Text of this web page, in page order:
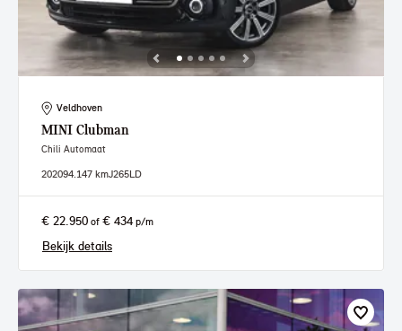
Veldhoven
MINI Clubman
Chili Automaat
202094.147 kmJ265LD
€ 22.950 of € 434p/m
Bekijk details